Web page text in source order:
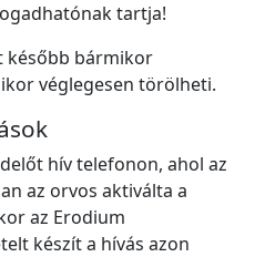
tartja!
később bármikor
véglegesen törölheti.
hív telefonon, ahol az
az orvos aktiválta a
az Erodium
készít a hívás azon